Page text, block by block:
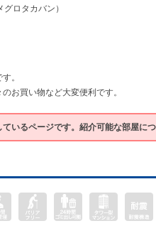
グロタカバン）
。
お買い物など大変便利です。
いるページです。紹介可能な部屋に